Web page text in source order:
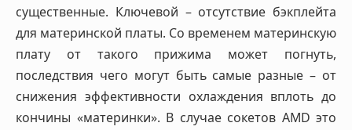
существенные. Ключевой – отсутствие бэкплейта
для материнской платы. Со временем материнскую
плату от такого прижима может погнуть,
последствия чего могут быть самые разные – от
снижения эффективности охлаждения вплоть до
кончины «материнки». В случае сокетов AMD это